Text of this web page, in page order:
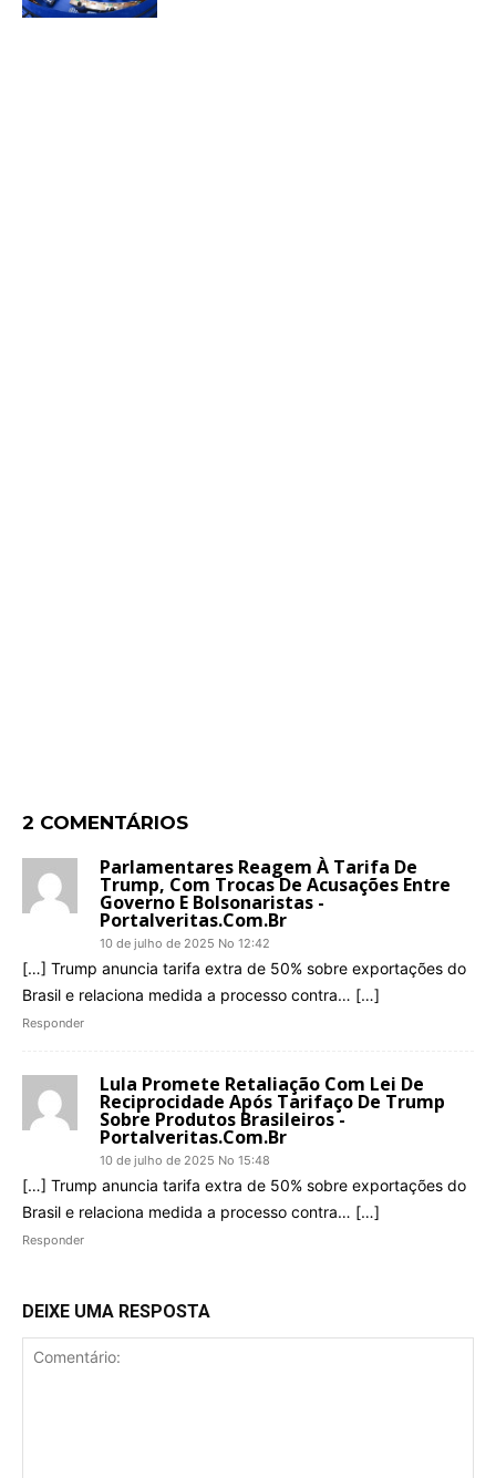
2 COMENTÁRIOS
Parlamentares Reagem À Tarifa De
Trump, Com Trocas De Acusações Entre
Governo E Bolsonaristas -
Portalveritas.com.br
10 de julho de 2025 No 12:42
[…] Trump anuncia tarifa extra de 50% sobre exportações do
Brasil e relaciona medida a processo contra… […]
Responder
Lula Promete Retaliação Com Lei De
Reciprocidade Após Tarifaço De Trump
Sobre Produtos Brasileiros -
Portalveritas.com.br
10 de julho de 2025 No 15:48
[…] Trump anuncia tarifa extra de 50% sobre exportações do
Brasil e relaciona medida a processo contra… […]
Responder
DEIXE UMA RESPOSTA